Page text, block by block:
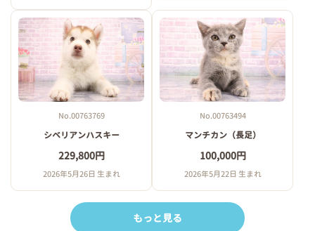
No.00763769
シベリアンハスキー
229,800円
2026年5月26日 生まれ
No.00763494
マンチカン（長足）
100,000円
2026年5月22日 生まれ
もっと見る